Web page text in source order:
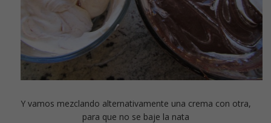
Y vamos mezclando alternativamente una crema con otra,
para que no se baje la nata